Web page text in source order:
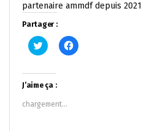
partenaire ammdf depuis 2021
Partager :
Cliquez
pour
Twitter(ouvre
dans
une
nouvelle
fenêtre)
Cliquez
pour
J’aime ça :
chargement…